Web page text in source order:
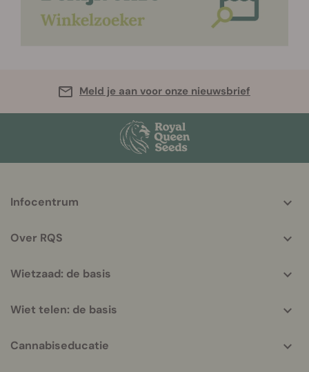
Meld je aan voor onze nieuwsbrief
helpful
Infocentrum
Over RQS
Wietzaad: de basis
Wiet telen: de basis
Cannabiseducatie